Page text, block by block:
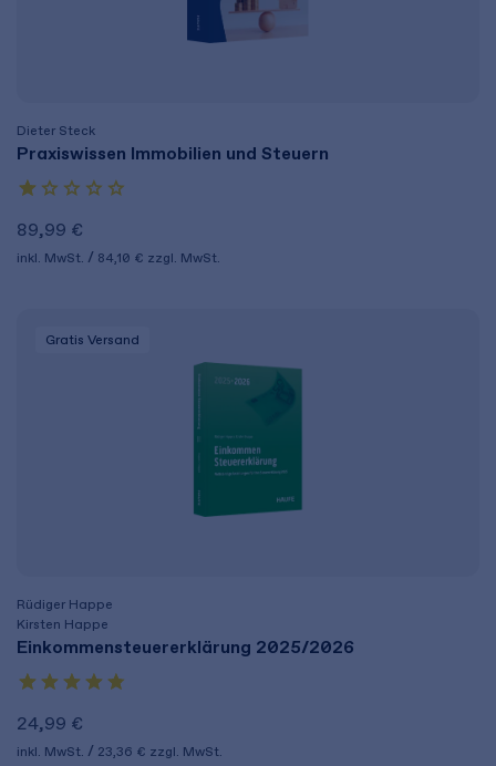
Dieter Steck
Praxiswissen Immobilien und Steuern
89,99 €
inkl. MwSt. 84,10 € zzgl. MwSt.
Gratis Versand
Rüdiger Happe
Kirsten Happe
Einkommensteuererklärung 2025/2026
24,99 €
inkl. MwSt. 23,36 € zzgl. MwSt.